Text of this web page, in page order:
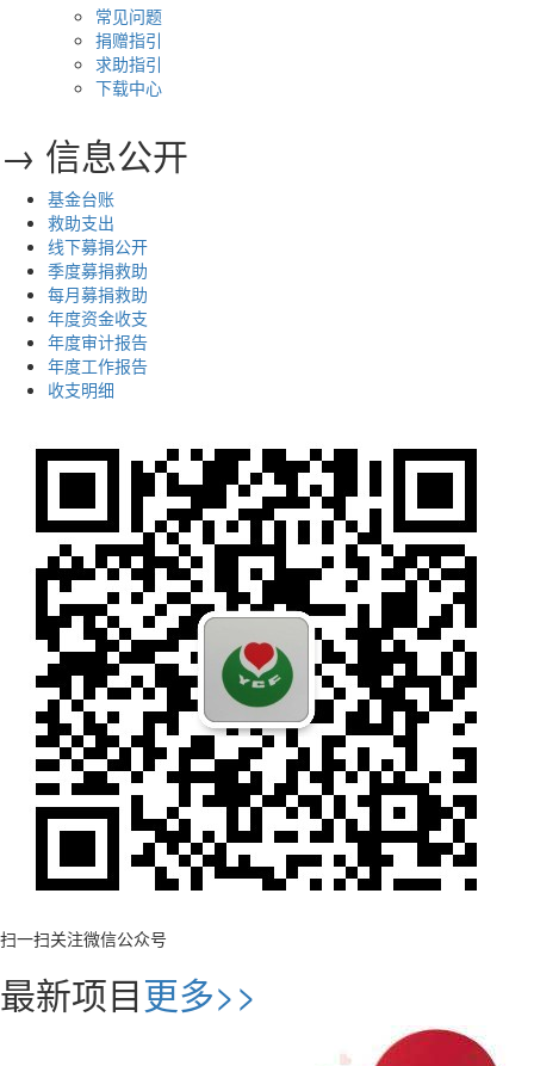
常见问题
捐赠指引
求助指引
下载中心
→ 信息公开
基金台账
救助支出
线下募捐公开
季度募捐救助
每月募捐救助
年度资金收支
年度审计报告
年度工作报告
收支明细
扫一扫关注微信公众号
最新项目更多>>